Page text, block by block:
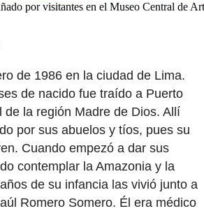
por visitantes en el Museo Central de
de 1986 en la ciudad de Lima.
de nacido fue traído a Puerto
de la región Madre de Dios. Allí
por sus abuelos y tíos, pues su
Cuando empezó a dar sus
contemplar la Amazonia y la
de su infancia las vivió junto a
Romero Somero. Él era médico